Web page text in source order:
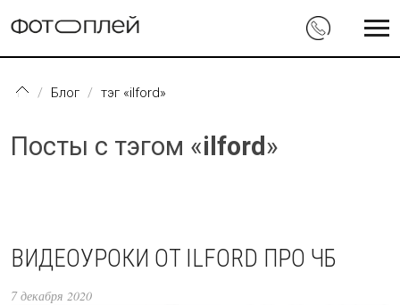
Блог тэг «ilford»
Посты с тэгом «ilford»
ВИДЕОУРОКИ ОТ ILFORD ПРО ЧБ
7 декабря 2020